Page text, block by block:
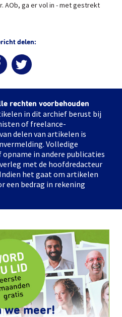
AOb, ga er vol in - met gestrekt
delen:
rechten voorbehouden
in dit archief berust bij
of freelance-
delen van artikelen is
Volledige
in andere publicaties
met de hoofdredacteur
het gaat om artikelen
een bedrag in rekening
we meer!